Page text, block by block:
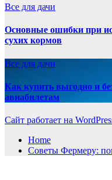
Все для дачи
Основные ошибки при
сухих кормов
Все для дачи
Как купить выгодно и
авиабилетам
Сайт работает на
Home
Советы Фермеру: